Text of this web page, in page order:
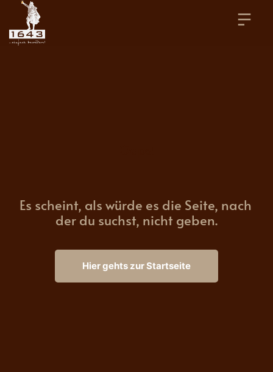
Es scheint, als würde es die Seite, nach
der du suchst, nicht geben.
Hier gehts zur Startseite